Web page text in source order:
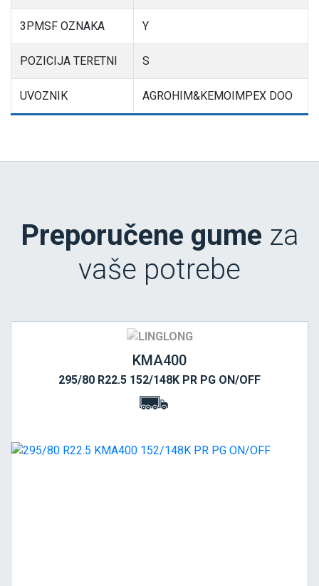
3PMSF OZNAKA Y
POZICIJA TERETNI S
UVOZNIK AGROHIM&KEMOIMPEX DOO
Preporučene gume za
vaše potrebe
KMA400
295/80 R22.5 152/148K PR PG ON/OFF